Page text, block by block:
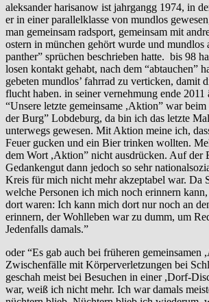
aleksander harisanow ist jahrgangg 1974, in
er in einer parallelklasse von mundlos
man gemeinsam radsport, gemeinsam mit
ostern in münchen gehört wurde und mundlos
panther” sprüchen beschrieben hatte. bis 98
losen kontakt gehabt, nach dem “abtauchen”
gebeten mundlos’ fahrrad zu verticken, damit
flucht haben. in seiner vernehmung ende 2011
“Unsere letzte gemeinsame ,Aktion” war
der Burg” Lobdeburg, da bin ich das letzte
unterwegs gewesen. Mit Aktion meine ich,
Feuer gucken und ein Bier trinken wollten.
dem Wort ,Aktion” nicht ausdrücken. Auf der
Gedankengut dann jedoch so sehr
Kreis für mich nicht mehr akzeptabel war. Da
welche Personen ich mich noch erinnern
dort waren: Ich kann mich dort nur noch an
erinnern, der Wohlleben war zu dumm, um
Jedenfalls damals.”
oder “Es gab auch bei früheren gemeinsamen
Zwischenfälle mit Körperverletzungen bei
geschah meist bei Besuchen in einer ,Dorf-
war, weiß ich nicht mehr. Ich war damals